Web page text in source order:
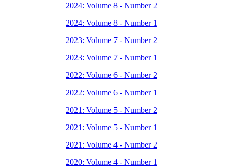
2024: Volume 8 - Number 2
2024: Volume 8 - Number 1
2023: Volume 7 - Number 2
2023: Volume 7 - Number 1
2022: Volume 6 - Number 2
2022: Volume 6 - Number 1
2021: Volume 5 - Number 2
2021: Volume 5 - Number 1
2021: Volume 4 - Number 2
2020: Volume 4 - Number 1